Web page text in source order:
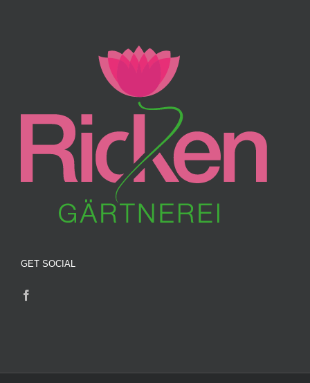
GET SOCIAL